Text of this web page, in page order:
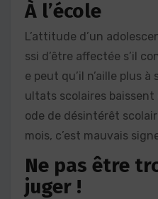
À l’école
L’attitude d’un
ssi d’être affectée s’il
e peut qu’il n’aille plus
ultats scolaires
ode de désintérêt
mois, c’est mauvais
Ne pas être
juger !